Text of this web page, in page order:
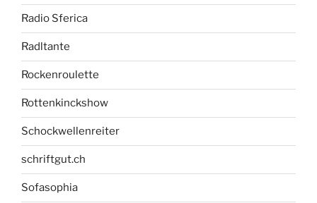
Radio Sferica
Radltante
Rockenroulette
Rottenkinckshow
Schockwellenreiter
schriftgut.ch
Sofasophia